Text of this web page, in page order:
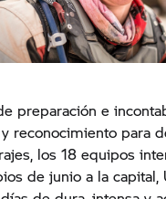
preparación e
reconocimiento para
los 18 equipos
de junio a la capital,